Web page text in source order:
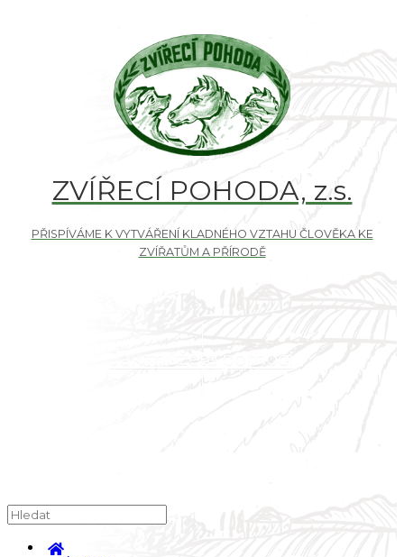
ZVÍŘECÍ POHODA, z.s.
Jak můžete pomoci